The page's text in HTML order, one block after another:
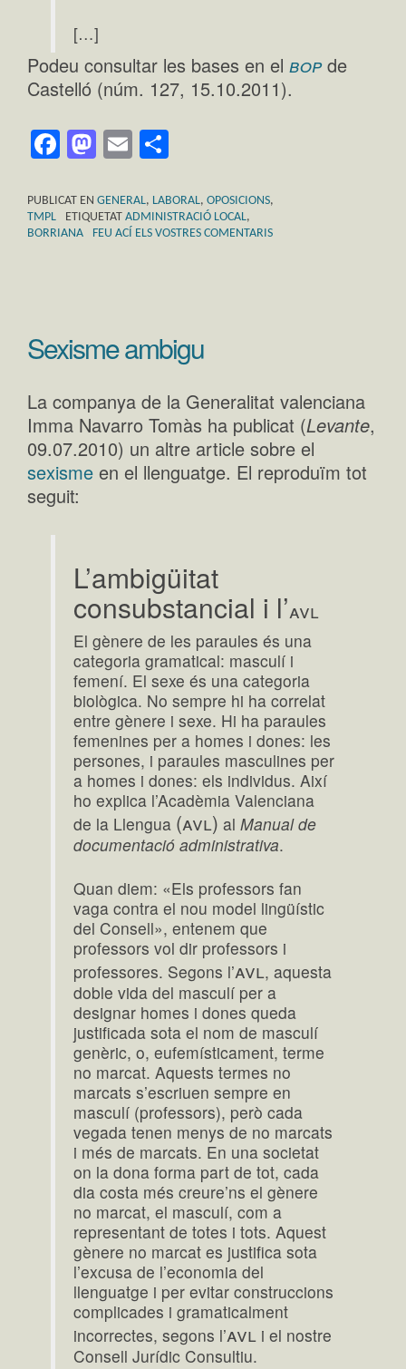
[…]
Podeu consultar les bases en el bopde
Castelló (núm. 127, 15.10.2011).
Facebook
Mastodon
Email
PUBLICAT EN GENERAL, LABORAL, OPOSICIONS,
TMPL
ETIQUETAT ADMINISTRACIÓ LOCAL,
BORRIANA
FEU ACÍ ELS VOSTRES COMENTARIS
Sexisme ambigu
La companya de la Generalitat valenciana
Imma Navarro Tomàs ha publicat (Levante,
09.07.2010) un altre article sobre el
sexisme en el llenguatge. El reproduïm tot
seguit:
L’ambigüitat
consubstancial i l’avl
El gènere de les paraules és una
categoria gramatical: masculí i
femení. El sexe és una categoria
biològica. No sempre hi ha correlat
entre gènere i sexe. Hi ha paraules
femenines per a homes i dones: les
persones, i paraules masculines per
a homes i dones: els individus. Així
ho explica l’Acadèmia Valenciana
de la Llengua (avl) alManual de
documentació administrativa.
Quan diem: «Els professors fan
vaga contra el nou model lingüístic
del Consell», entenem que
professors vol dir professors i
professores. Segons l’avl, aquesta
doble vida del masculí per a
designar homes i dones queda
justificada sota el nom de masculí
genèric, o, eufemísticament, terme
no marcat. Aquests termes no
marcats s’escriuen sempre en
masculí (professors), però cada
vegada tenen menys de no marcats
i més de marcats. En una societat
on la dona forma part de tot, cada
dia costa més creure’ns el gènere
no marcat, el masculí, com a
representant de totes i tots. Aquest
gènere no marcat es justifica sota
l’excusa de l’economia del
llenguatge i per evitar construccions
complicades i gramaticalment
incorrectes, segons l’avl i el nostre
Consell Jurídic Consultiu.